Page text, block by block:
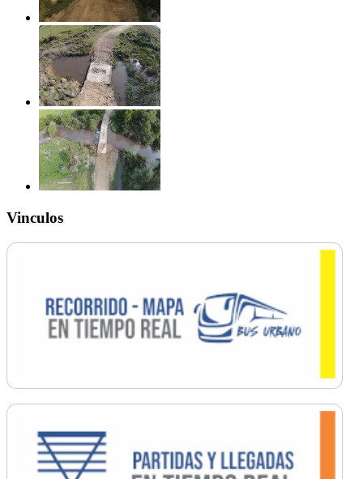
Vinculos